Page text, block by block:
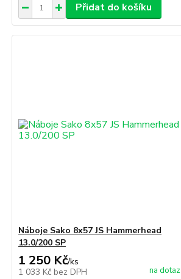
Přidat do košíku
Náboje Sako 8x57 JS Hammerhead
13.0/200 SP
1 250 Kč/ks
1 033 Kč bez DPH na dotaz